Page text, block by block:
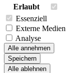
Erlaubt
Essenziell
Externe Medien
Analyse
Alle annehmen
Speichern
Alle ablehnen